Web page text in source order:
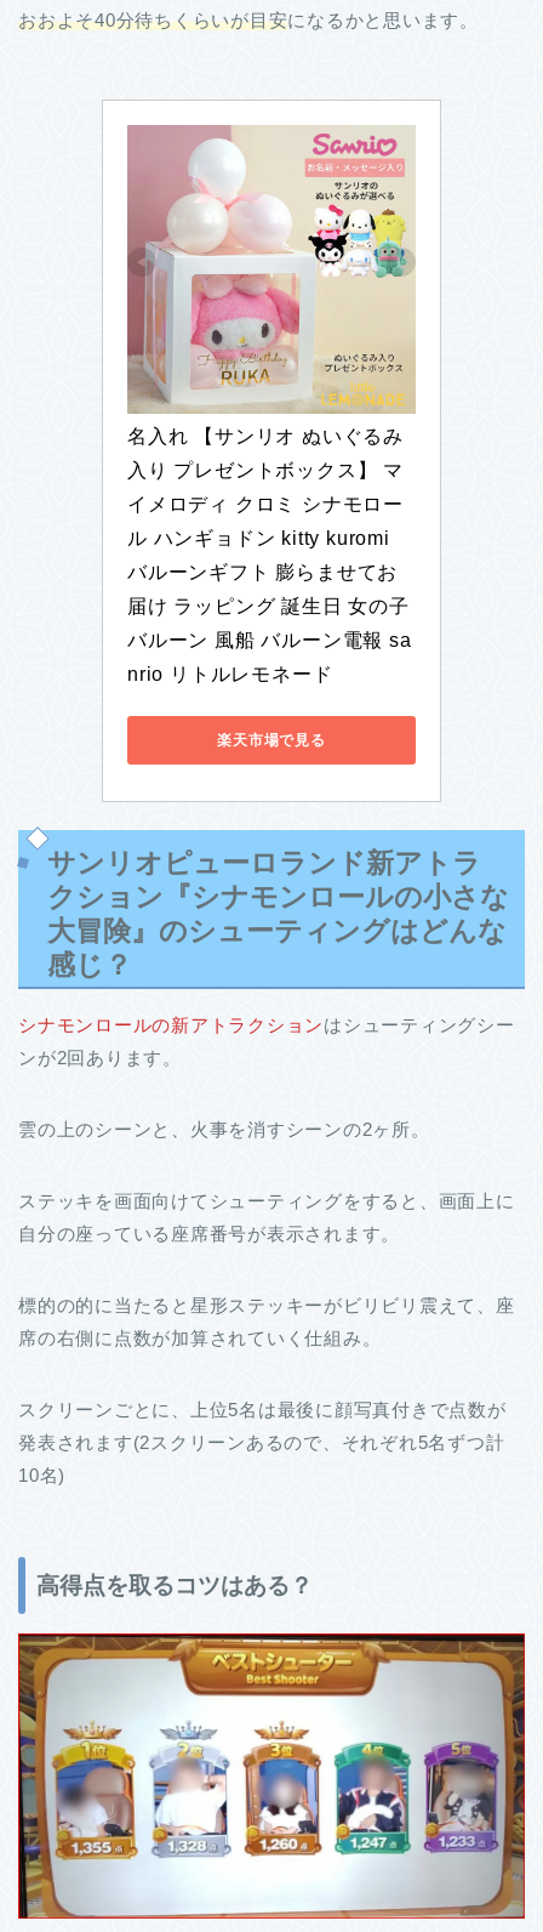
おおよそ40分待ちくらいが目安になるかと思います。
名入れ 【サンリオ ぬいぐるみ
入り プレゼントボックス】 マ
イメロディ クロミ シナモロー
ル ハンギョドン kitty kuromi
バルーンギフト 膨らませてお
届け ラッピング 誕生日 女の子
バルーン 風船 バルーン電報 sa
nrio リトルレモネード
楽天市場で見る
サンリオピューロランド新アトラ
クション『シナモンロールの小さな
大冒険』のシューティングはどんな
感じ？
シナモンロールの新アトラクションはシューティングシー
ンが2回あります。
雲の上のシーンと、火事を消すシーンの2ヶ所。
ステッキを画面向けてシューティングをすると、画面上に
自分の座っている座席番号が表示されます。
標的の的に当たると星形ステッキーがビリビリ震えて、座
席の右側に点数が加算されていく仕組み。
スクリーンごとに、上位5名は最後に顔写真付きで点数が
発表されます(2スクリーンあるので、それぞれ5名ずつ計
10名)
高得点を取るコツはある？